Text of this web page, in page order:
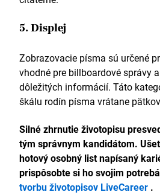
5. Displej
Zobrazovacie písma sú určené
vhodné pre billboardové správy
dôležitých informácií. Táto
škálu rodín písma vrátane
Silné zhrnutie životopisu
tým správnym kandidátom.
hotový osobný list napísaný
prispôsobte si ho svojim
tvorbu životopisov LiveCareer .